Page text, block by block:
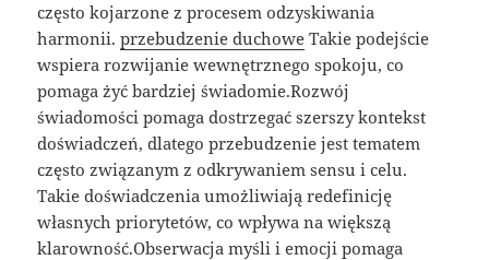
często kojarzone z procesem odzyskiwania
harmonii.przebudzenie duchowe Takie podejście
wspiera rozwijanie wewnętrznego spokoju, co
pomaga żyć bardziej świadomie.Rozwój
świadomości pomaga dostrzegać szerszy kontekst
doświadczeń, dlatego przebudzenie jest tematem
często związanym z odkrywaniem sensu i celu.
Takie doświadczenia umożliwiają redefinicję
własnych priorytetów, co wpływa na większą
klarowność.Obserwacja myśli i emocji pomaga